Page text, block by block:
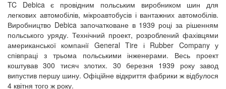
TC Debica є провідним польським виробником шин для
легкових автомобілів, мікроавтобусів і вантажних автомобілів.
Виробництво Debica започатковане в 1939 році за рішенням
польського уряду. Технічний проект, розроблений фахівцями
американської компанії General Tire і Rubber Company у
співпраці з трьома польськими інженерами. Весь проект
коштував 300 тисяч злотих. 30 березня 1939 року завод
випустив першу шину. Офіційне відкриття фабрики ж відбулося
4 квітня того ж року.